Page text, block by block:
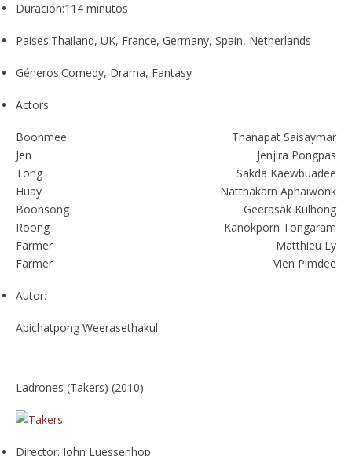
Duración:114 minutos
Países:Thailand, UK, France, Germany, Spain, Netherlands
Géneros:Comedy, Drama, Fantasy
Actors:
Boonmee
Thanapat Saisaymar
Jen
Jenjira Pongpas
Tong
Sakda Kaewbuadee
Huay
Natthakarn Aphaiwonk
Boonsong
Geerasak Kulhong
Roong
Kanokporn Tongaram
Farmer
Matthieu Ly
Farmer
Vien Pimdee
Autor:
Apichatpong Weerasethakul
Ladrones (Takers) (2010)
Director: John Luessenhop